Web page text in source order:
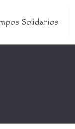
Solidarios